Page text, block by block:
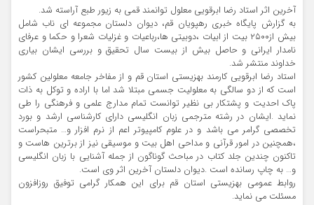
آخرین اثر استاد رضا ابرقویی معلول توانمند قمی به زیور طبع آراسته شد.
به گزارش پایگاه خبری رهپویان قم، دیوان دلستان مجموعه ای ناب شامل
بیش از۲۵۰۰ بیت از ابیات ،دوبیتی ها،رباعیات و غزلیات شعرا و حکما و عرفای
نامدار ایرانی و حاصل بیش از بیست سال تحقیق و بررسی ایشان بیاری
خداوند منتشر شد.
استاد رضا ابرقویی کارمند بهزیستی استان قم و از مفاخر جامعه معلولین کشور
است که از دو سالگی به معلولیت جسمی مبتلا شد اما با اراده و توکل به ذات
پاک احدیت و پشتکار بی نظیر توانست تمام مدارج علمی و فرهنگی را طی
نماید .ایشان در رشته مترجمی زبان انگلیسی دارای کارشناسی ارشد و بورد
تخصصی گرامر می باشد و در علوم کامپیوتر اعم از نرم افزار و… متبحراست
،همچنین در امور قرآنی و مداحی اهل بیت و موسیقی نیز از برترین هاست و
تاکنون چندین جلد کتاب در مباحث گوناگون از جمله آشنایی با زبان انگلیسی
و… به چاپ رسانده است .دیوان دلستان آخرین اثر وی است.
روابط عمومی بهزیستی استان قم برای این همکار گرامی توفیق روزافزون
مسئلت می نماید.